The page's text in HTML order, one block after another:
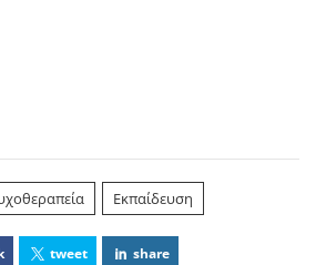
Εκπαίδευση
tweet share